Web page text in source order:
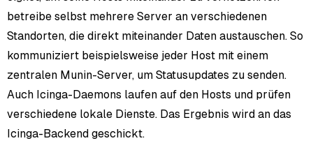
betreibe selbst mehrere Server an verschiedenen
Standorten, die direkt miteinander Daten austauschen. So
kommuniziert beispielsweise jeder Host mit einem
zentralen Munin-Server, um Statusupdates zu senden.
Auch Icinga-Daemons laufen auf den Hosts und prüfen
verschiedene lokale Dienste. Das Ergebnis wird an das
Icinga-Backend geschickt.